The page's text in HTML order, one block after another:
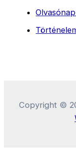
Copyright ©